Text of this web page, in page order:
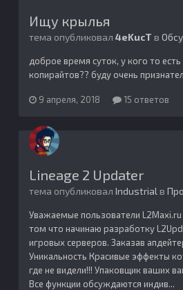
Ищу крылья
тема опубликовал 4eKucT в
доброе время суток, у кого то
копирайтов?? буду очень
9 апреля, 2018 15 ответов
Lineage 2 Updater
тема опубликовал Industrial в
Уважаемые пользователи
том что начинаю разработку
игровых серверов. Заказав
Уникальность Красивые эффекты
где не видели!!! Упаковщик ваших
Все функции обсуждаются индив...